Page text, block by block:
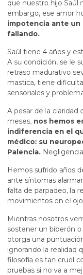
que nuestro hijo Saúl
embargo, ese amor
impotencia ante un
fallando.
Saúl tiene 4 años y
A su condición, se le
retraso madurativo
mastica, tiene
sensoriales y
A pesar de la claridad
meses, nos hemos
indiferencia en el
médico: su
Palencia.
Hemos sufrido años
ante síntomas
falta de parpadeo, la
movimientos en el
Mientras nosotros
sostener un biberón
otorga una
ignorando la realidad
filosofía es tan cruel
pruebas si no va a